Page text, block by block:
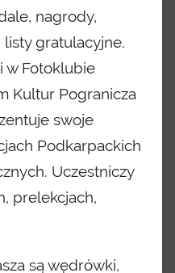
nagrody,
gratulacyjne.
w Fotoklubie
Kultur Pogranicza
swoje
Podkarpackich
Uczestniczy
prelekcjach,
są wędrówki,